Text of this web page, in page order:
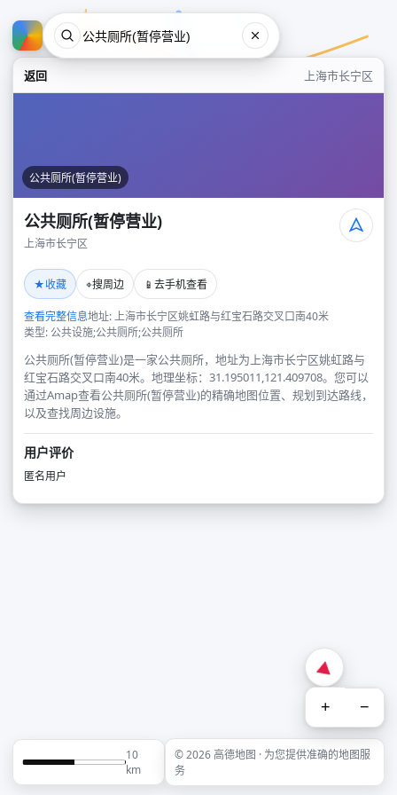
返回 上海市长宁区
公共厕所(暂停营业)
公共厕所(暂停营业)
上海市长宁区
★收藏 ⌖搜周边 📱 去手机查看
查看完整信息地址: 上海市长宁区姚虹路与红宝石路交叉口南40米
类型: 公共设施;公共厕所;公共厕所
公共厕所(暂停营业)是一家公共厕所，地址为上海市长宁区姚虹路与
红宝石路交叉口南40米。地理坐标：31.195011,121.409708。您可以
通过Amap查看公共厕所(暂停营业)的精确地图位置、规划到达路线，
以及查找周边设施。
用户评价
匿名用户
+ −
10
km
© 2026 高德地图 · 为您提供准确的地图服
务